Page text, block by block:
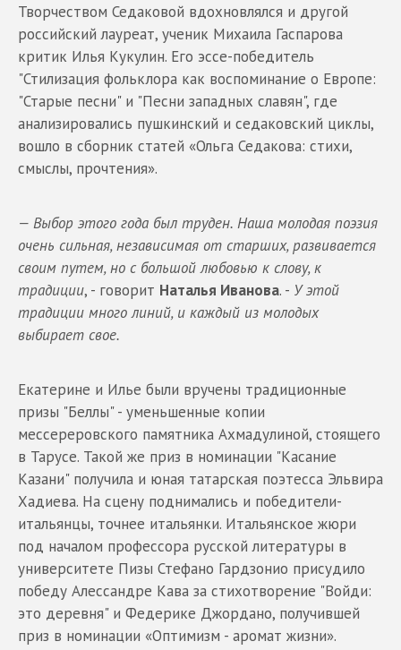
Творчеством Седаковой вдохновлялся и другой
российский лауреат, ученик Михаила Гаспарова
критик Илья Кукулин. Его эссе-победитель
"Стилизация фольклора как воспоминание о Европе:
"Старые песни" и "Песни западных славян", где
анализировались пушкинский и седаковский циклы,
вошло в сборник статей «Ольга Седакова: стихи,
смыслы, прочтения».
— Выбор этого года был труден. Наша молодая поэзия
очень сильная, независимая от старших, развивается
своим путем, но с большой любовью к слову, к
традиции, - говорит Наталья Иванова. - У этой
традиции много линий, и каждый из молодых
выбирает свое.
Екатерине и Илье были вручены традиционные
призы "Беллы" - уменьшенные копии
мессереровского памятника Ахмадулиной, стоящего
в Тарусе. Такой же приз в номинации "Касание
Казани" получила и юная татарская поэтесса Эльвира
Хадиева. На сцену поднимались и победители-
итальянцы, точнее итальянки. Итальянское жюри
под началом профессора русской литературы в
университете Пизы Стефано Гардзонио присудило
победу Алессандре Кава за стихотворение "Войди:
это деревня" и Федерике Джордано, получившей
приз в номинации «Оптимизм - аромат жизни».